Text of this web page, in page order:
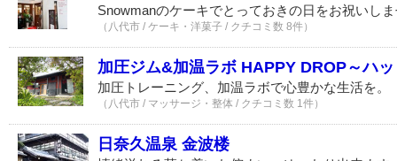
Snowmanのケーキでとっておきの日をお祝いし
（八代市 / ケーキ・洋菓子 / クチコミ数 8件）
加圧ジム&加温ラボ HAPPY DROP～ハ
加圧トレーニング、加温ラボで心豊かな生活を。
（八代市 / マッサージ・整体 / クチコミ数 1件）
日奈久温泉 金波楼